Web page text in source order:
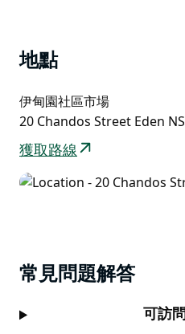
Church。
地點
伊甸園社區市場
20 Chandos Street Eden
獲取路線
常見問題解答
可訪